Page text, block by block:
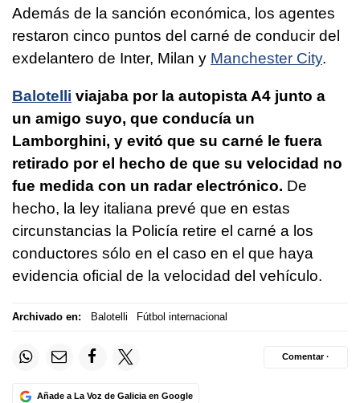
Además de la sanción económica, los agentes
restaron cinco puntos del carné de conducir del
exdelantero de Inter, Milan y Manchester City.
Balotelli viajaba por la autopista A4 junto a
un amigo suyo, que conducía un
Lamborghini, y evitó que su carné le fuera
retirado por el hecho de que su velocidad no
fue medida con un radar electrónico. De
hecho, la ley italiana prevé que en estas
circunstancias la Policía retire el carné a los
conductores sólo en el caso en el que haya
evidencia oficial de la velocidad del vehículo.
Archivado en: Balotelli Fútbol internacional
Añade a La Voz de Galicia en Google
Comentar ·